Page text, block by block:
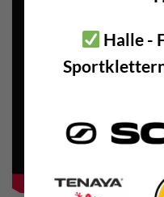
Halle -